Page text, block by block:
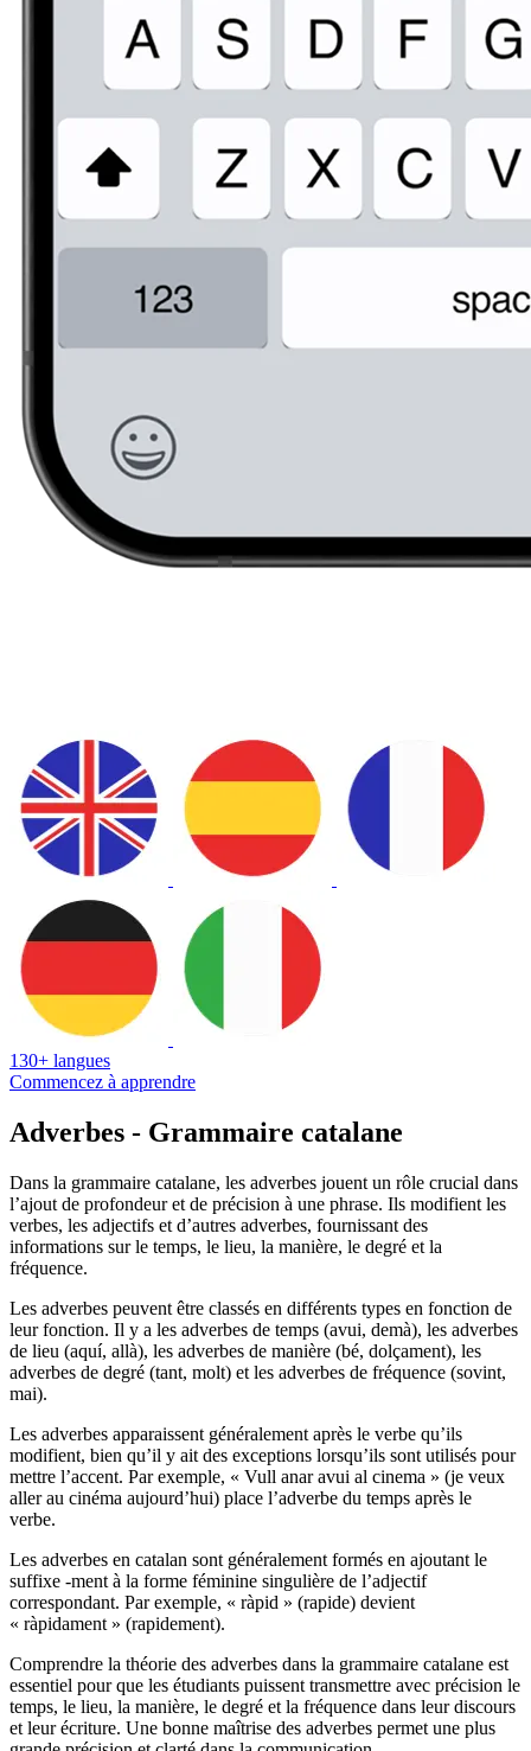
130+ langues
Commencez à apprendre
Adverbes - Grammaire catalane
Dans la grammaire catalane, les adverbes jouent un rôle crucial dans
l’ajout de profondeur et de précision à une phrase. Ils modifient les
verbes, les adjectifs et d’autres adverbes, fournissant des
informations sur le temps, le lieu, la manière, le degré et la
fréquence.
Les adverbes peuvent être classés en différents types en fonction de
leur fonction. Il y a les adverbes de temps (avui, demà), les adverbes
de lieu (aquí, allà), les adverbes de manière (bé, dolçament), les
adverbes de degré (tant, molt) et les adverbes de fréquence (sovint,
mai).
Les adverbes apparaissent généralement après le verbe qu’ils
modifient, bien qu’il y ait des exceptions lorsqu’ils sont utilisés pour
mettre l’accent. Par exemple, « Vull anar avui al cinema » (je veux
aller au cinéma aujourd’hui) place l’adverbe du temps après le
verbe.
Les adverbes en catalan sont généralement formés en ajoutant le
suffixe -ment à la forme féminine singulière de l’adjectif
correspondant. Par exemple, « ràpid » (rapide) devient
« ràpidament » (rapidement).
Comprendre la théorie des adverbes dans la grammaire catalane est
essentiel pour que les étudiants puissent transmettre avec précision le
temps, le lieu, la manière, le degré et la fréquence dans leur discours
et leur écriture. Une bonne maîtrise des adverbes permet une plus